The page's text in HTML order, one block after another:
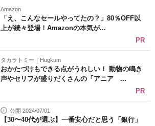
Amazon
「え、こんなセールやってたの？」80％OFF以
上が続々登場！Amazonの本気が...
PR
タカラトミー｜Hugkum
おかたづけもできる点がうれしい！ 動物の鳴き
声やセリフが盛りだくさんの「アニア ...
PR
公開 2024/07/01
【30〜40代が選ぶ】一番安心だと思う「銀行」